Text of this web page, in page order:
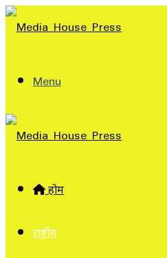
Menu
होम
राष्ट्रीय